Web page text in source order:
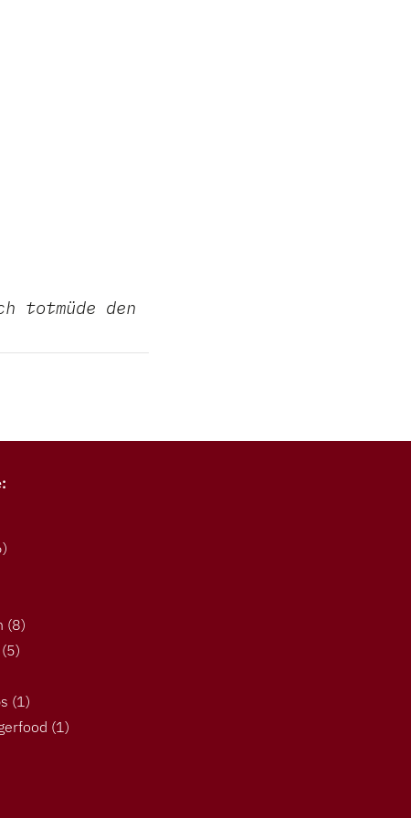
totmüde den
(8)
(5)
(1)
(1)